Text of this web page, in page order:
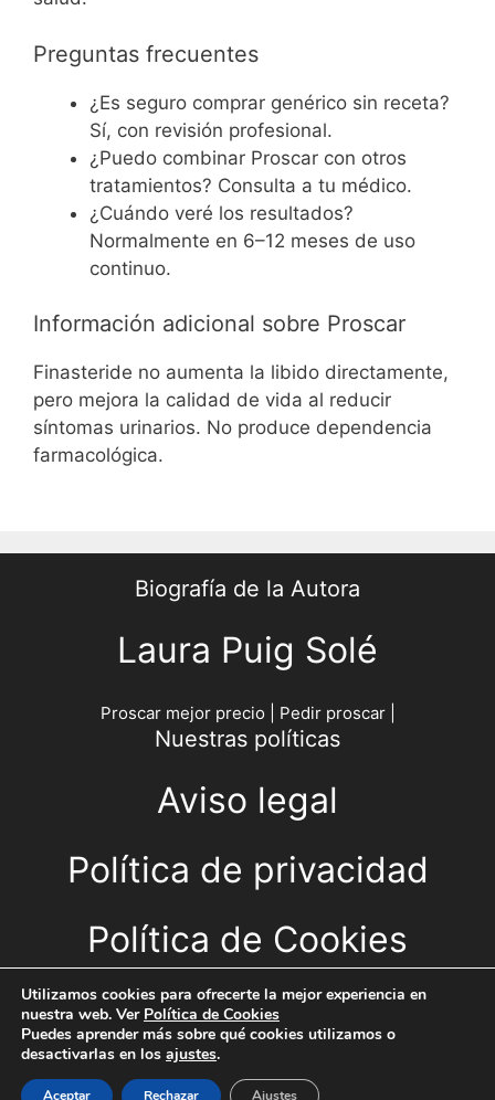
Preguntas frecuentes
¿Es seguro comprar genérico sin receta?
Sí, con revisión profesional.
¿Puedo combinar Proscar con otros
tratamientos? Consulta a tu médico.
¿Cuándo veré los resultados?
Normalmente en 6–12 meses de uso
continuo.
Información adicional sobre Proscar
Finasteride no aumenta la libido directamente,
pero mejora la calidad de vida al reducir
síntomas urinarios. No produce dependencia
farmacológica.
Biografía de la Autora
Laura Puig Solé
Proscar mejor precio Pedir proscar|
Nuestras políticas
Aviso legal
Política de privacidad
Política de Cookies
CONTACTO
Escríbeme
Utilizamos cookies para ofrecerte la mejor experiencia en
nuestra web. Ver Política de Cookies
Puedes aprender más sobre qué cookies utilizamos o
desactivarlas en los ajustes.
Aceptar Rechazar Ajustes